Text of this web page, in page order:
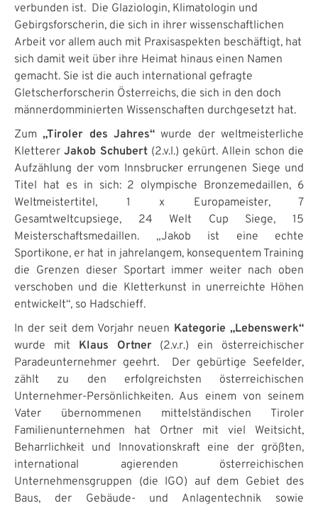
verbunden ist. Die Glaziologin, Klimatologin und
Gebirgsforscherin, die sich in ihrer wissenschaftlichen
Arbeit vor allem auch mit Praxisaspekten beschäftigt, hat
sich damit weit über ihre Heimat hinaus einen Namen
gemacht. Sie ist die auch international gefragte
Gletscherforscherin Österreichs, die sich in den doch
männerdomminierten Wissenschaften durchgesetzt hat.
Zum„Tiroler des Jahres“ wurde der weltmeisterliche
KlettererJakob Schubert (2.v.l.) gekürt. Allein schon die
Aufzählung der vom Innsbrucker errungenen Siege und
Titel hat es in sich: 2 olympische Bronzemedaillen, 6
Weltmeistertitel, 1 x Europameister, 7
Gesamtweltcupsiege, 24 Welt Cup Siege, 15
Meisterschaftsmedaillen. „Jakob ist eine echte
Sportikone, er hat in jahrelangem, konsequentem Training
die Grenzen dieser Sportart immer weiter nach oben
verschoben und die Kletterkunst in unerreichte Höhen
entwickelt“, so Hadschieff.
In der seit dem Vorjahr neuen Kategorie „Lebenswerk“
wurde mit Klaus Ortner(2.v.r.) ein österreichischer
Paradeunternehmer geehrt. Der gebürtige Seefelder,
zählt zu den erfolgreichsten österreichischen
Unternehmer-Persönlichkeiten. Aus einem von seinem
Vater übernommenen mittelständischen Tiroler
Familienunternehmen hat Ortner mit viel Weitsicht,
Beharrlichkeit und Innovationskraft eine der größten,
international agierenden österreichischen
Unternehmensgruppen (die IGO) auf dem Gebiet des
Baus, der Gebäude- und Anlagentechnik sowie